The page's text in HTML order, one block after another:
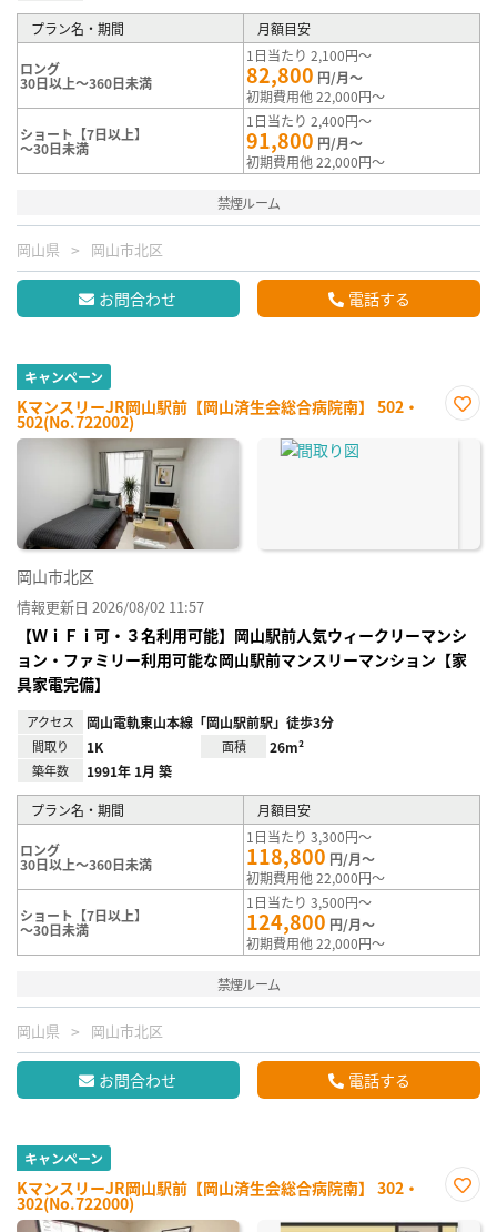
プラン名・期間 月額目安
ロング
30日以上～360日未満
1日当たり 2,100円～
82,800 円/月～
初期費用他 22,000円～
ショート【7日以上】
～30日未満
1日当たり 2,400円～
91,800 円/月～
初期費用他 22,000円～
禁煙ルーム
岡山県 岡山市北区
お問合わせ 電話する
キャンペーン
KマンスリーJR岡山駅前【岡山済生会総合病院南】 502・
502(No.722002)
に入
岡山市北区
情報更新日 2026/08/02 11:57
【ＷｉＦｉ可・３名利用可能】岡山駅前人気ウィークリーマンシ
ョン・ファミリー利用可能な岡山駅前マンスリーマンション【家
具家電完備】
アクセス 岡山電軌東山本線「岡山駅前駅」徒歩3分
間取り 1K 面積 26m²
築年数 1991年 1月 築
プラン名・期間 月額目安
ロング
30日以上～360日未満
1日当たり 3,300円～
118,800 円/月～
初期費用他 22,000円～
ショート【7日以上】
～30日未満
1日当たり 3,500円～
124,800 円/月～
初期費用他 22,000円～
禁煙ルーム
岡山県 岡山市北区
お問合わせ 電話する
キャンペーン
KマンスリーJR岡山駅前【岡山済生会総合病院南】 302・
302(No.722000)
に入